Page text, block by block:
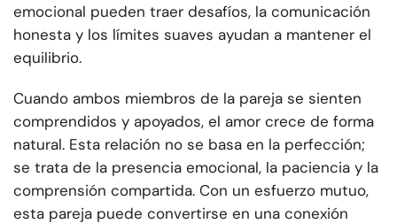
emocional pueden traer desafíos, la comunicación
honesta y los límites suaves ayudan a mantener el
equilibrio.
Cuando ambos miembros de la pareja se sienten
comprendidos y apoyados, el amor crece de forma
natural. Esta relación no se basa en la perfección;
se trata de la presencia emocional, la paciencia y la
comprensión compartida. Con un esfuerzo mutuo,
esta pareja puede convertirse en una conexión